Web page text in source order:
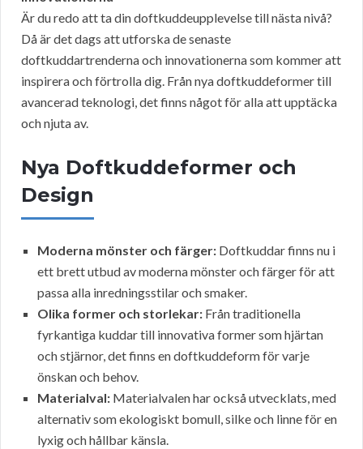
Är du redo att ta din doftkuddeupplevelse till nästa nivå?
Då är det dags att utforska de senaste
doftkuddartrenderna och innovationerna som kommer att
inspirera och förtrolla dig. Från nya doftkuddeformer till
avancerad teknologi, det finns något för alla att upptäcka
och njuta av.
Nya Doftkuddeformer och
Design
Moderna mönster och färger: Doftkuddar finns nu i
ett brett utbud av moderna mönster och färger för att
passa alla inredningsstilar och smaker.
Olika former och storlekar: Från traditionella
fyrkantiga kuddar till innovativa former som hjärtan
och stjärnor, det finns en doftkuddeform för varje
önskan och behov.
Materialval: Materialvalen har också utvecklats, med
alternativ som ekologiskt bomull, silke och linne för en
lyxig och hållbar känsla.